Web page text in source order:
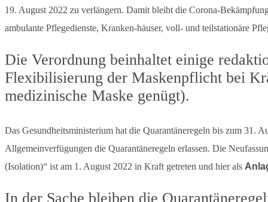
19. August 2022 zu verlängern. Damit bleibt die Corona-
ambulante Pflegedienste, Kranken-häuser, voll- und teilstationäre
Die Verordnung beinhaltet einige
Flexibilisierung der Maskenpflicht bei
medizinische Maske genügt).
Das Gesundheitsministerium hat die Quarantäneregeln bis zum 31.
Allgemeinverfügungen die Quarantäneregeln erlassen. Die
(Isolation)“ ist am 1. August 2022 in Kraft getreten und hier als
In der Sache bleiben die